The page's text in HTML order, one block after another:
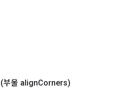
(부울 alignCorners)